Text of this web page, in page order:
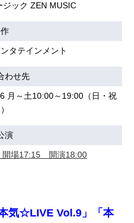
ック ZEN MUSIC
タテインメント
わせ先
月～土10:00～19:00（日・祝
演
開場17:15 開演18:00
気☆LIVE Vol.9」「本